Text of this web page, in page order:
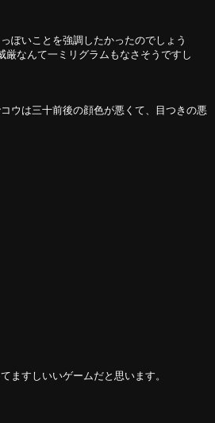
ぽいことを強調したかったのでしょう
なんて一ミリグラムもなさそうですし
ウは三十前後の顔色が悪くて、目つきの悪
すしいいゲームだと思います。